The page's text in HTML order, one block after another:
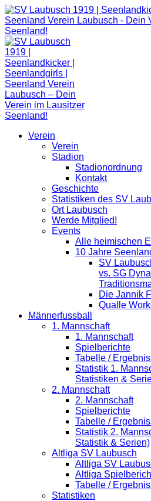
Zum
Inhalt
springen
Verein
Verein
Stadion
Stadionordnung
Kontakt
Geschichte
Statistiken des SV
Ort Laubusch
Werde Mitglied!
Events
Alle heimischen
10 Jahre
SV
vs. SG
Die Jannik
Qualle
Männerfussball
1. Mannschaft
1. Mannschaft
Spielberichte
Tabelle /
Statistik 1.
Statistiken &
2. Mannschaft
2. Mannschaft
Spielberichte
Tabelle /
Statistik 2.
Statistik & Serien)
Altliga SV Laubusch
Altliga SV
Altliga
Tabelle /
Statistiken